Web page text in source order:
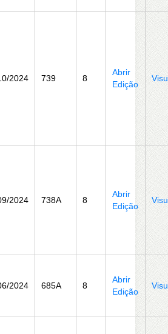
2024 739 8
Abrir
Edição
2024 738A 8
Abrir
Edição
2024 685A 8
Abrir
Edição